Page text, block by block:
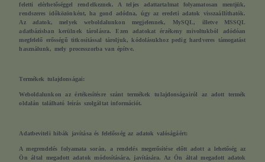
feletti elérhetőséggel rendelkeznek. A teljes adattartalmat folyamatosan mentjük,
rendszeres időközönként, ha gond adódna, úgy az eredeti adatok visszaállíthatók.
Az adatok, melyek weboldalunkon megjelennek, MySQL, illetve MSSQL
adatbázisban kerülnek tárolásra. Ezen adatokat érzékeny mivoltukból adódóan
megfelelő erősségű titkosítással tároljuk, kódolásukhoz pedig hardveres támogatást
használunk, mely processzorba van építve.
Termékek tulajdonságai:
Weboldalunkon az értékesítésre szánt termékek tulajdonságairól az adott termék
oldalán található leírás szolgáltat információt.
Adatbeviteli hibák javítása és felelősség az adatok valóságáért:
A megrendelés folyamata során, a rendelés megerősítése előtt adott a lehetőség az
Ön által megadott adatok módosítására, javítására. Az Ön által megadott adatok